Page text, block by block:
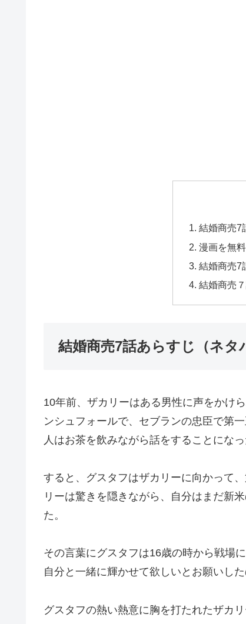
結婚商売7
漫画を無
結婚商売7
結婚商売
結婚商売7話あらすじ（ネタ
10年前、ザカリーはある男性に声をかけ
ンシュフォールで、セブランの忠臣で第
人はお茶を飲みながら話をすることになっ
すると、グスタフはザカリーに向かって
リーは驚きを隠きながら、自分はまだ新
た。
その言葉にグスタフは16歳の時から戦場
自分と一緒に輝かせて欲しいとお願いした
グスタフの熱い熱意に胸を打たれたザカ